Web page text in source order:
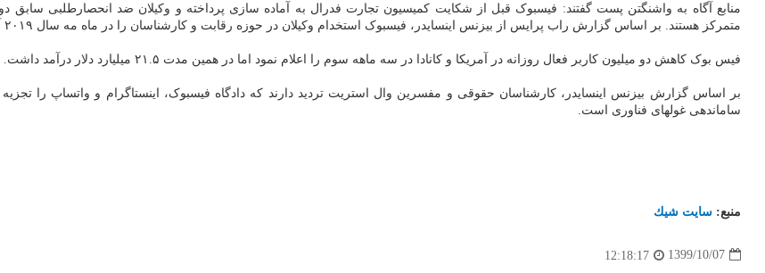
منابع آگاه به واشنگتن پست گفتند: فیسبوک قبل از شکایت کمیسیون تجارت فدرال به آماده سازی پرداخته و وکیلان ضد انحصارطلبی سابق
متمرکز هستند. بر اساس گزارش راب پرایس از بیزنس اینسایدر، فیسبوک استخدام وکیلان در حوزه رقابت و کارشناسان را در ماه مه سال ۲۰۱۹ آغاز نموده بود.
فیس بوک کاهش دو میلیون کاربر فعال روزانه در آمریکا و کانادا در سه ماهه سوم را اعلام نمود اما در همین مدت ۲۱.۵ میلیارد دلار درآمد داشت.
بر اساس گزارش بیزنس اینسایدر، کارشناسان حقوقی و مفسرین وال استریت تردید دارند که دادگاه فیسبوک، اینستاگرام و واتساپ را
ساماندهی غولهای فناوری است.
منبع: سایت شیك
1399/10/07
12:18:17